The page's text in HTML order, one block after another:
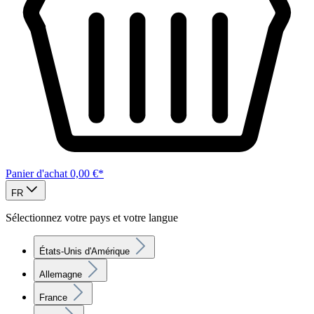
Panier d'achat 0,00 €*
FR
Sélectionnez votre pays et votre langue
États-Unis d'Amérique
Allemagne
France